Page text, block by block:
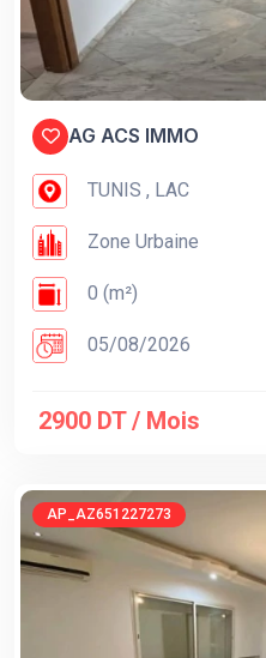
AG ACS IMMO
TUNIS , LAC
Zone Urbaine
0 (m²)
05/08/2026
2900 DT / Mois
AP_AZ651227273